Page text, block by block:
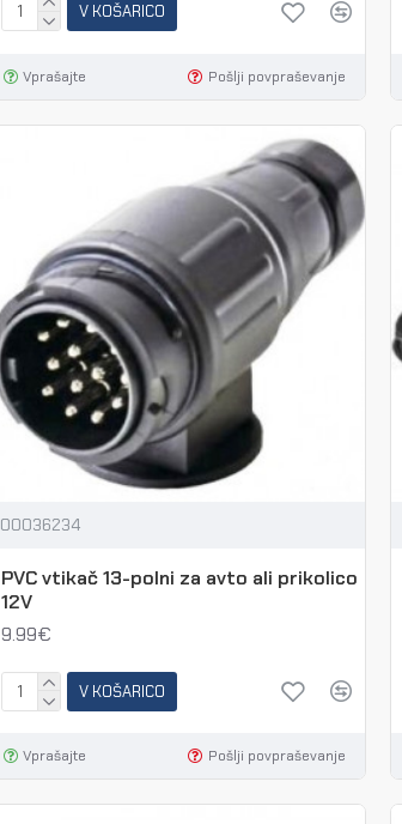
V KOŠARICO
Vprašajte Pošlji povpraševanje
00036234
PVC vtikač 13-polni za avto ali prikolico
12V
9.99€
V KOŠARICO
Vprašajte Pošlji povpraševanje